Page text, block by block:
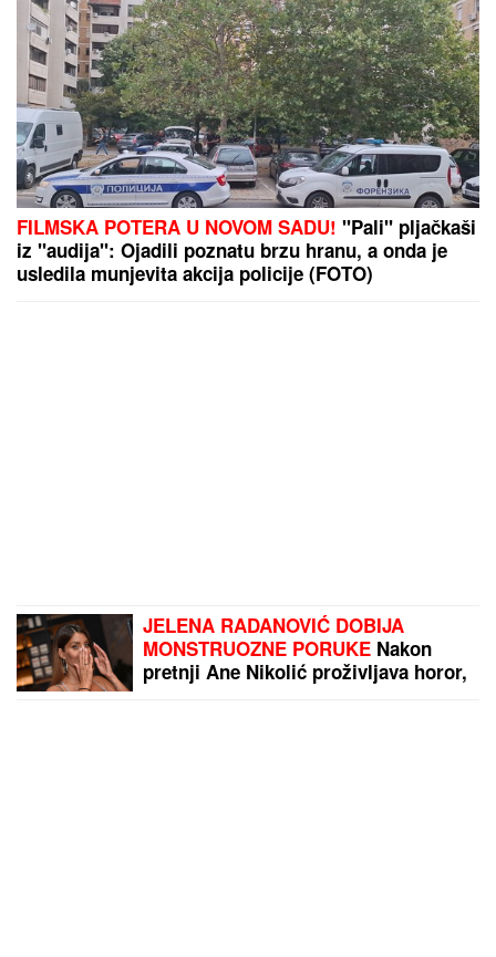
FILMSKA POTERA U NOVOM SADU! "Pali" pljačkaši
iz "audija": Ojadili poznatu brzu hranu, a onda je
usledila munjevita akcija policije (FOTO)
JELENA RADANOVIĆ DOBIJA
MONSTRUOZNE PORUKE Nakon
pretnji Ane Nikolić proživljava horor,